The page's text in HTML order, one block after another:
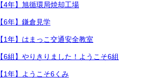
【4年】旭循環局焼却工場
【6年】鎌倉見学
【1年】はまっこ交通安全教室
【6組】やりきりました！ようこそ6組
【1年】ようこそ6くみ